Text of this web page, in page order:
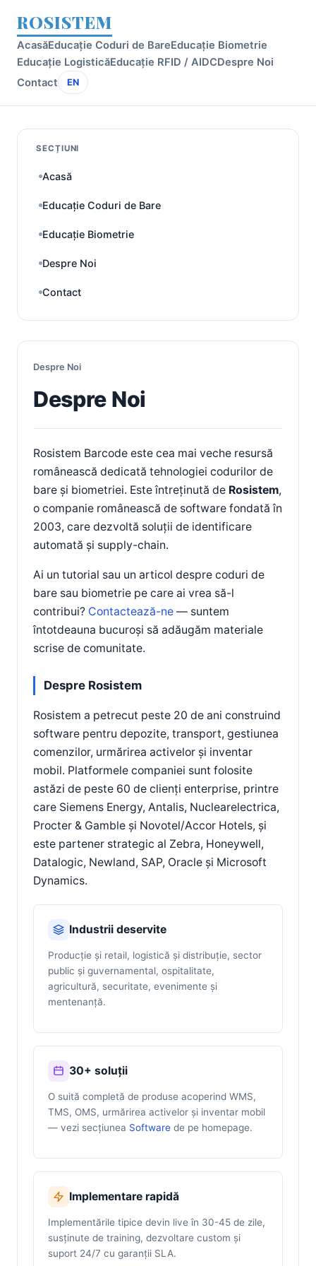
ROSISTEM
AcasăEducație Coduri de BareEducație Biometrie
Educație LogisticăEducație RFID / AIDCDespre Noi
Contact
EN
SECȚIUNI
Acasă
Educație Coduri de Bare
Educație Biometrie
Despre Noi
Contact
Despre Noi
Despre Noi
Rosistem Barcode este cea mai veche resursă
românească dedicată tehnologiei codurilor de
bare și biometriei. Este întreținută de Rosistem,
o companie românească de software fondată în
2003, care dezvoltă soluții de identificare
automată și supply-chain.
Ai un tutorial sau un articol despre coduri de
bare sau biometrie pe care ai vrea să-l
contribui? Contactează-ne — suntem
întotdeauna bucuroși să adăugăm materiale
scrise de comunitate.
Despre Rosistem
Rosistem a petrecut peste 20 de ani construind
software pentru depozite, transport, gestiunea
comenzilor, urmărirea activelor și inventar
mobil. Platformele companiei sunt folosite
astăzi de peste 60 de clienți enterprise, printre
care Siemens Energy, Antalis, Nuclearelectrica,
Procter & Gamble și Novotel/Accor Hotels, și
este partener strategic al Zebra, Honeywell,
Datalogic, Newland, SAP, Oracle și Microsoft
Dynamics.
Industrii deservite
Producție și retail, logistică și distribuție, sector
public și guvernamental, ospitalitate,
agricultură, securitate, evenimente și
mentenanță.
30+ soluții
O suită completă de produse acoperind WMS,
TMS, OMS, urmărirea activelor și inventar mobil
— vezi secțiunea Software de pe homepage.
Implementare rapidă
Implementările tipice devin live în 30-45 de zile,
susținute de training, dezvoltare custom și
suport 24/7 cu garanții SLA.